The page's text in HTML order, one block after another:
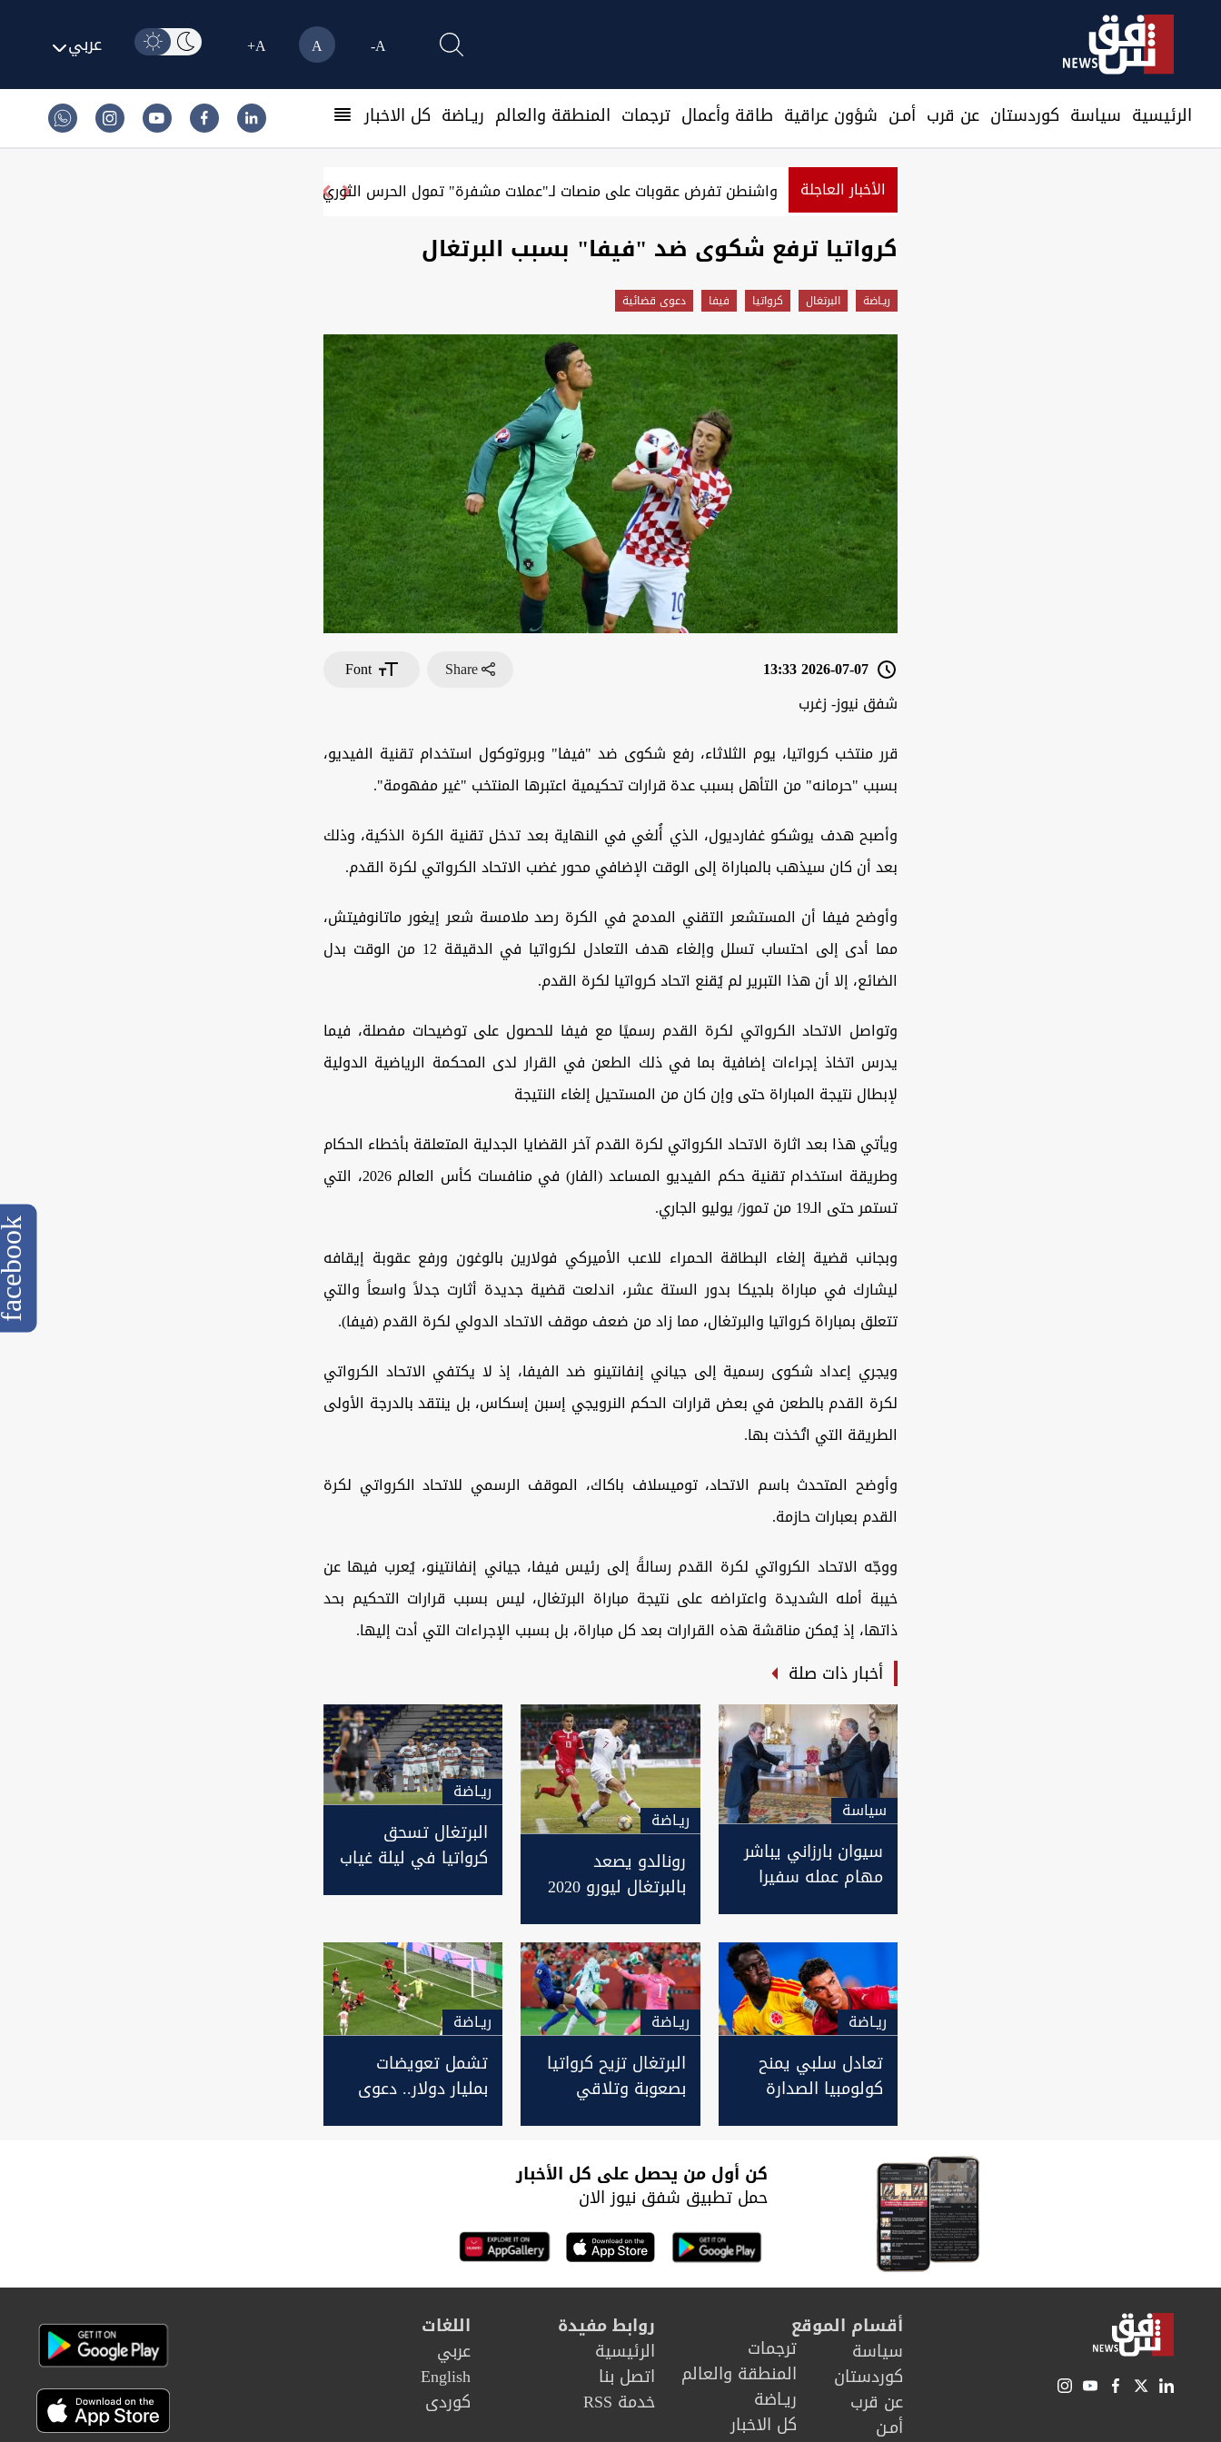
A-
A
A+ عربي
الرئيسية سیاسة كوردستان عن قرب أمـن شؤون عراقية طاقة وأعمال ترجمات المنطقة والعالم ريـاضة كل الاخبار
الأخبار العاجلة واشنطن تفرض عقوبات على منصات لـ"عملات مشفرة" تمول الحرس الثوري
كرواتيا ترفع شكوى ضد "فيفا" بسبب البرتغال
ريـاضة البرتغال كرواتيا فيفا دعوى قضائية
2026-07-07 13:33
Share
Font
شفق نيوز- زغرب
قرر منتخب كرواتيا، يوم الثلاثاء، رفع شكوى ضد "فيفا" وبروتوكول استخدام تقنية الفيديو،
بسبب "حرمانه" من التأهل بسبب عدة قرارات تحكيمية اعتبرها المنتخب "غير مفهومة".
وأصبح هدف يوشكو غفارديول، الذي أُلغي في النهاية بعد تدخل تقنية الكرة الذكية، وذلك
بعد أن كان سيذهب بالمباراة إلى الوقت الإضافي محور غضب الاتحاد الكرواتي لكرة القدم.
وأوضح فيفا أن المستشعر التقني المدمج في الكرة رصد ملامسة شعر إيغور ماتانوفيتش،
مما أدى إلى احتساب تسلل وإلغاء هدف التعادل لكرواتيا في الدقيقة 12 من الوقت بدل
الضائع، إلا أن هذا التبرير لم يُقنع اتحاد كرواتيا لكرة القدم.
وتواصل الاتحاد الكرواتي لكرة القدم رسميًا مع فيفا للحصول على توضيحات مفصلة، ​​فيما
يدرس اتخاذ إجراءات إضافية بما في ذلك الطعن في القرار لدى المحكمة الرياضية الدولية
لإبطال نتيجة المباراة حتى وإن كان من المستحيل إلغاء النتيجة
ويأتي هذا بعد اثارة الاتحاد الكرواتي لكرة القدم آخر القضايا الجدلية المتعلقة بأخطاء الحكام
وطريقة استخدام تقنية حكم الفيديو المساعد (الفار) في منافسات كأس العالم 2026، التي
تستمر حتى الـ19 من تموز/ يوليو الجاري.
وبجانب قضية إلغاء البطاقة الحمراء للاعب الأميركي فولارين بالوغون ورفع عقوبة إيقافه
ليشارك في مباراة بلجيكا بدور الستة عشر، اندلعت قضية جديدة أثارت جدلاً واسعاً والتي
تتعلق بمباراة كرواتيا والبرتغال، مما زاد من ضعف موقف الاتحاد الدولي لكرة القدم (فيفا).
ويجري إعداد شكوى رسمية إلى جياني إنفانتينو ضد الفيفا، إذ لا يكتفي الاتحاد الكرواتي
لكرة القدم بالطعن في بعض قرارات الحكم النرويجي إسبن إسكاس، بل ينتقد بالدرجة الأولى
الطريقة التي اتُخذت بها.
وأوضح المتحدث باسم الاتحاد، توميسلاف باكاك، الموقف الرسمي للاتحاد الكرواتي لكرة
القدم بعبارات حازمة.
ووجّه الاتحاد الكرواتي لكرة القدم رسالةً إلى رئيس فيفا، جياني إنفانتينو، يُعرب فيها عن
خيبة أمله الشديدة واعتراضه على نتيجة مباراة البرتغال، ليس بسبب قرارات التحكيم بحد
ذاتها، إذ يُمكن مناقشة هذه القرارات بعد كل مباراة، بل بسبب الإجراءات التي أدت إليها.
أخبار ذات صلة
سیاسة
سيوان بارزاني يباشر
مهام عمله سفيرا
ريـاضة
رونالدو يصعد
بالبرتغال ليورو 2020
ريـاضة
البرتغال تسحق
كرواتيا في ليلة غياب
ريـاضة
تعادل سلبي يمنح
كولومبيا الصدارة
ريـاضة
البرتغال تزيح كرواتيا
بصعوبة وتلاقي
ريـاضة
تشمل تعويضات
بمليار دولار.. دعوى
كن أول من يحصل على كل الأخبار
حمل تطبيق شفق نيوز الان
أقسام الموقع
سیاسة
كوردستان
عن قرب
أمـن
ترجمات
المنطقة والعالم
ريـاضة
كل الاخبار
روابط مفيدة
الرئيسية
اتصل بنا
خدمة RSS
اللغات
عربي
English
كوردى